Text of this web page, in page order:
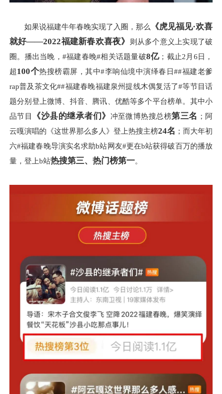
如果说福建牛年春晚实现了入圈，那么
《虎见福见·欢喜
就好——2022福建新春欢喜夜》
则从多个意义上实现了破
圈。播出当晚，#福建春晚#相关话题量破8亿；截止2月6日，
超100个热搜榜霸屏，其中#李响仙境中演绎春日##福建老爹
rap普及茶文化##福建春晚福建泉州提线木偶复活了#等节目话
题分别登上微博、抖音、腾讯、优酷等多个平台榜单。其中小
品节目
《沙县的继承者们》 冲至微博热搜总榜第三名 ；阿
云嘎演唱的《这世界那么多人》登上热搜主榜24名 ；而大年初
六#福建春晚导演实名求助b站网友#更在b站获得破百万的播放
量，登上b站热搜第三、热门榜第一。